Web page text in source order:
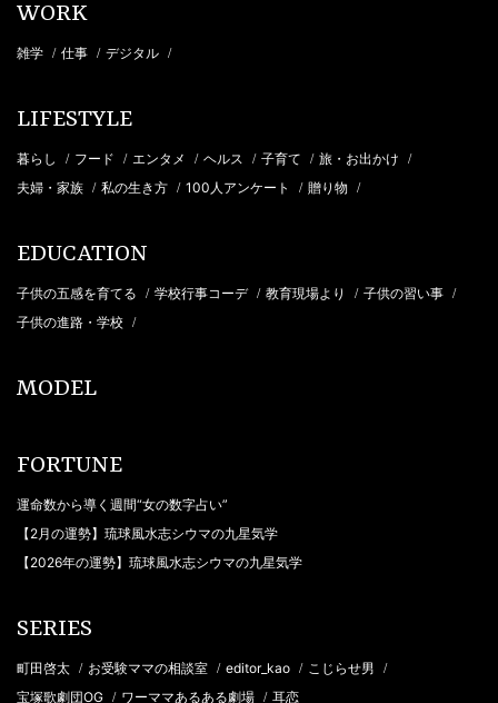
WORK
雑学 / 仕事 / デジタル /
LIFESTYLE
暮らし / フード / エンタメ / ヘルス / 子育て / 旅・お出かけ /
夫婦・家族 / 私の生き方 / 100人アンケート / 贈り物 /
EDUCATION
子供の五感を育てる / 学校行事コーデ / 教育現場より / 子供の習い事 /
子供の進路・学校 /
MODEL
FORTUNE
運命数から導く週間“女の数字占い”
【2月の運勢】琉球風水志シウマの九星気学
【2026年の運勢】琉球風水志シウマの九星気学
SERIES
町田啓太 / お受験ママの相談室 / editor_kao / こじらせ男 /
宝塚歌劇団OG / ワーママあるある劇場 / 耳恋